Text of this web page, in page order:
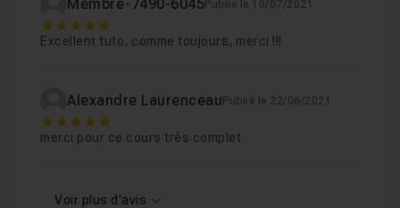
Membre-7490-6045Publié le 10/07/2021
5
Excellent tuto, comme toujours, merci !!!
Alexandre Laurenceau Publié le 22/06/2021
5
merci pour ce cours très complet
Voir plus d'avis